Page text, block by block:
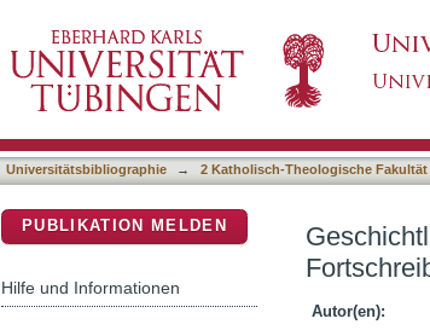
anamnetischesn Religionspädagogik
Universitätsbibliographie → 2 Katholisch-Theologische Fakultät
Autor(en):
PUBLIKATION MELDEN
Hilfe und Informationen